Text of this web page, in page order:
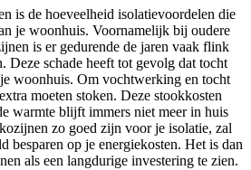
is de hoeveelheid isolatievoordelen die
je woonhuis. Voornamelijk bij oudere
is er gedurende de jaren vaak flink
Deze schade heeft tot gevolg dat tocht
woonhuis. Om vochtwerking en tocht
moeten stoken. Deze stookkosten
warmte blijft immers niet meer in huis
zo goed zijn voor je isolatie, zal
besparen op je energiekosten. Het is dan
als een langdurige investering te zien.